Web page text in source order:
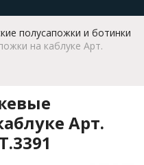
полусапожки и ботинки
на каблуке Арт.
Арт.